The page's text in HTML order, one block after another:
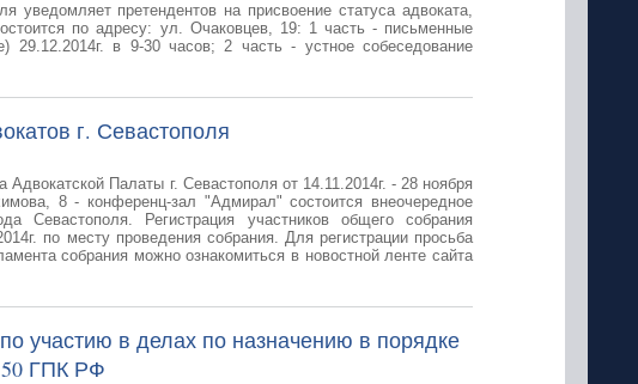
уведомляет претендентов на присвоение статуса адвоката,
по адресу: ул. Очаковцев, 19: 1 часть - письменные
29.12.2014г. в 9-30 часов; 2 часть - устное собеседование
г. Севастополя
Палаты г. Севастополя от 14.11.2014г. - 28 ноября
8 - конференц-зал "Адмирал" состоится внеочередное
Севастополя. Регистрация участников общего собрания
по месту проведения собрания. Для регистрации просьба
собрания можно ознакомиться в новостной ленте сайта
участию в делах по назначению в порядке
ГПК РФ